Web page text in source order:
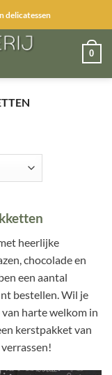
delicatessen
0
heerlijke
chocolade en
een aantal
bestellen. Wil je
harte welkom in
kerstpakket van